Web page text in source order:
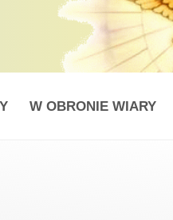
W OBRONIE WIARY